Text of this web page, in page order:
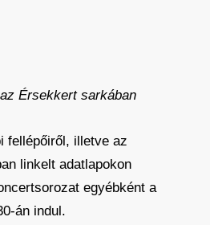
Érsekkert sarkában
fellépőiről, illetve az
linkelt adatlapokon
egyébként a
án indul.